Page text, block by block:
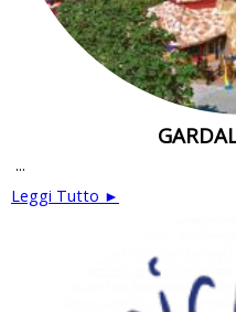
...
Leggi Tutto ►